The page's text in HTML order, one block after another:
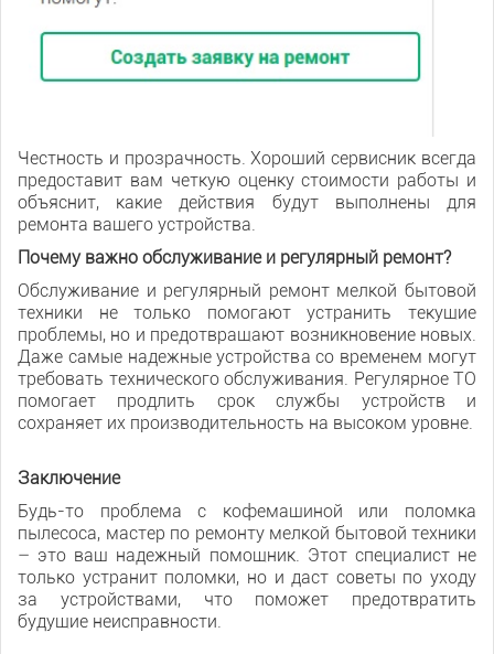
Честность и прозрачность. Хороший сервисник всегда
предоставит вам четкую оценку стоимости работы и
объяснит, какие действия будут выполнены для
ремонта вашего устройства.
Почему важно обслуживание и регулярный ремонт?
Обслуживание и регулярный ремонт мелкой бытовой
техники не только помогают устранить текущие
проблемы, но и предотвращают возникновение новых.
Даже самые надежные устройства со временем могут
требовать технического обслуживания. Регулярное ТО
помогает продлить срок службы устройств и
сохраняет их производительность на высоком уровне.
Заключение
Будь-то проблема с кофемашиной или поломка
пылесоса, мастер по ремонту мелкой бытовой техники
– это ваш надежный помощник. Этот специалист не
только устранит поломки, но и даст советы по уходу
за устройствами, что поможет предотвратить
будущие неисправности.